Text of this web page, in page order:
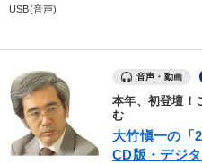
USB(音声)
音声・動画
本年、初登壇！
む
大竹愼一の「
CD版・デジ